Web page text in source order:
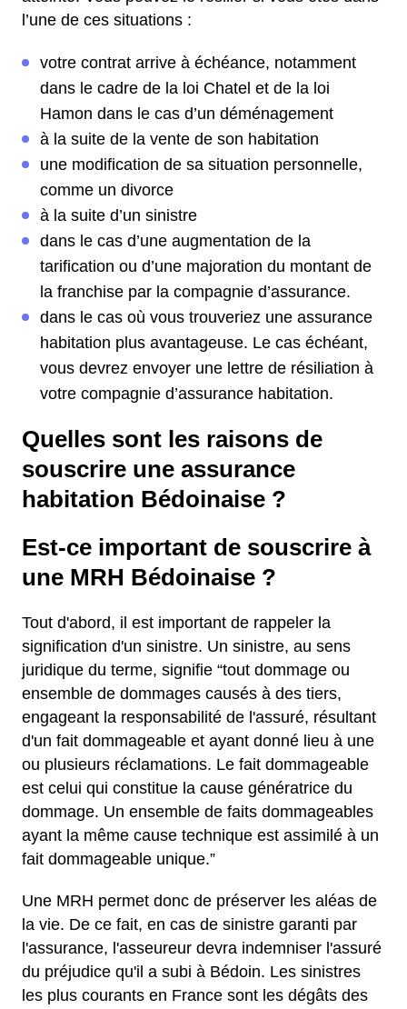
l’une de ces situations :
votre contrat arrive à échéance, notamment
dans le cadre de la loi Chatel et de la loi
Hamon dans le cas d’un déménagement
à la suite de la vente de son habitation
une modification de sa situation personnelle,
comme un divorce
à la suite d’un sinistre
dans le cas d’une augmentation de la
tarification ou d’une majoration du montant de
la franchise par la compagnie d’assurance.
dans le cas où vous trouveriez une assurance
habitation plus avantageuse. Le cas échéant,
vous devrez envoyer une lettre de résiliation à
votre compagnie d’assurance habitation.
Quelles sont les raisons de
souscrire une assurance
habitation Bédoinaise ?
Est-ce important de souscrire à
une MRH Bédoinaise ?
Tout d'abord, il est important de rappeler la
signification d'un sinistre. Un sinistre, au sens
juridique du terme, signifie “tout dommage ou
ensemble de dommages causés à des tiers,
engageant la responsabilité de l'assuré, résultant
d'un fait dommageable et ayant donné lieu à une
ou plusieurs réclamations. Le fait dommageable
est celui qui constitue la cause génératrice du
dommage. Un ensemble de faits dommageables
ayant la même cause technique est assimilé à un
fait dommageable unique.”
Une MRH permet donc de préserver les aléas de
la vie. De ce fait, en cas de sinistre garanti par
l'assurance, l'asseureur devra indemniser l'assuré
du préjudice qu'il a subi à Bédoin. Les sinistres
les plus courants en France sont les dégâts des